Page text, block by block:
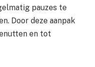
pauzes te
Door deze aanpak
en tot